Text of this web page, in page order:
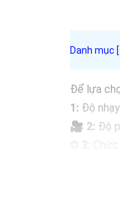
Để lựa
1: Độ
🎥 2: Độ